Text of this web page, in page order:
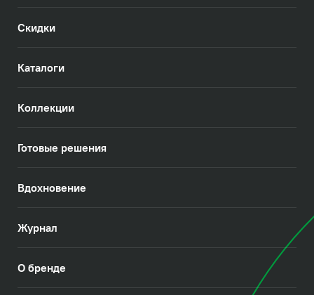
Скидки
Каталоги
Коллекции
Готовые решения
Вдохновение
Журнал
О бренде